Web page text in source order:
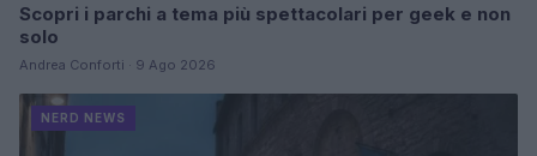
Scopri i parchi a tema più spettacolari per geek e non
solo
Andrea Conforti · 9 Ago 2026
NERD NEWS